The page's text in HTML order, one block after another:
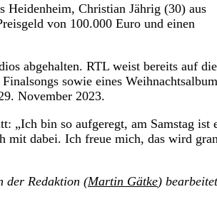
Christian Jährig (30) aus
von 100.000 Euro und einen
abgehalten. RTL weist bereits auf die
sowie eines
November 2023.
„Ich bin so aufgeregt, am Samstag ist
mit dabei. Ich freue mich, das wird
der Redaktion (Martin Gätke)